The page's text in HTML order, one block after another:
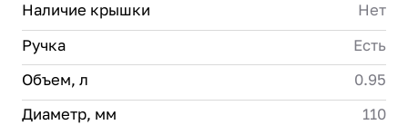
Наличие крышки
Нет
Ручка
Есть
Объем, л
0.95
Диаметр, мм
110